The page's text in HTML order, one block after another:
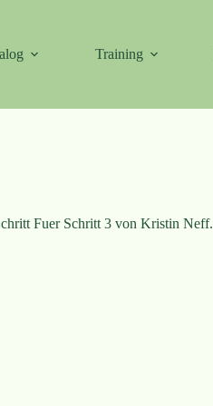
Training
Fuer Schritt 3 von Kristin Neff.